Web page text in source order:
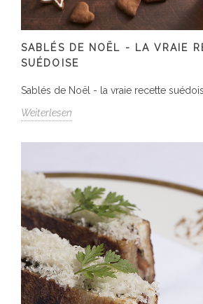
SABLÉS DE NOËL - LA VRAIE
SUÉDOISE
Sablés de Noël - la vraie recette
Weiterlesen